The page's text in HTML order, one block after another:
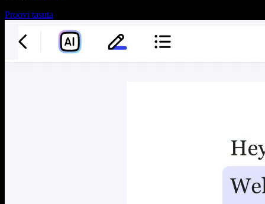
Proovi tasuta